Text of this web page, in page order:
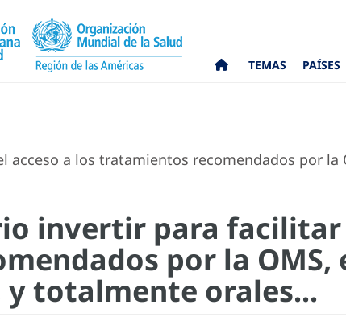
TEMAS PAÍSES
acceso a los tratamientos recomendados por la
invertir para facilitar
por la OMS,
y totalmente orales...